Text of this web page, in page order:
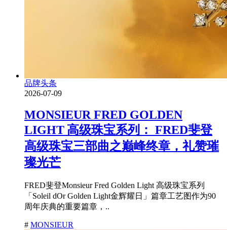
品牌头条
2026-07-09
MONSIEUR FRED GOLDEN
LIGHT 高级珠宝系列： FRED斐登
高级珠宝三部曲之巅峰终章，礼赞璀
璨光芒
FRED斐登Monsieur Fred Golden Light 高级珠宝系列
「Soleil dOr Golden Light金辉耀日」篇章工艺图作为90
周年庆典的重要篇章，..
# MONSIEUR